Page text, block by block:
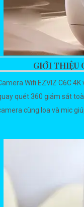
GIỚI THIỆU
Wifi EZVIZ C6C
quét 360 giám sát
cùng loa và mic